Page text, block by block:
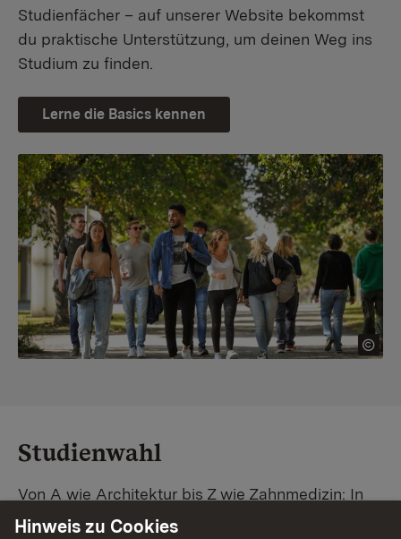
Studienfächer – auf unserer Website bekommst
du praktische Unterstützung, um deinen Weg ins
Studium zu finden.
Lerne die Basics kennen
Studienwahl
Von A wie Architektur bis Z wie Zahnmedizin: In
Baden-Württemberg warten unzählige
Hinweis zu Cookies